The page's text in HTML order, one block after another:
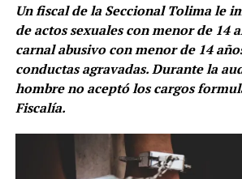
Un fiscal de la Seccional Tolima le
de actos sexuales con menor de 14
carnal abusivo con menor de 14
conductas agravadas. Durante la
hombre no aceptó los cargos
Fiscalía.